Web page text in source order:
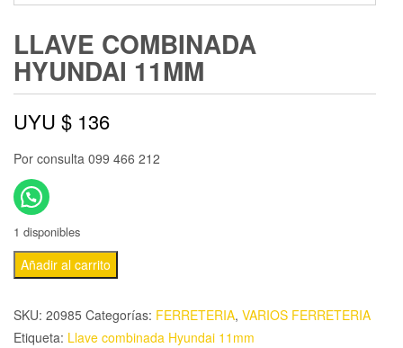
LLAVE COMBINADA
HYUNDAI 11MM
UYU $ 136
Por consulta 099 466 212
1 disponibles
Añadir al carrito
SKU: 20985 Categorías: FERRETERIA, VARIOS FERRETERIA
Etiqueta: Llave combinada Hyundai 11mm